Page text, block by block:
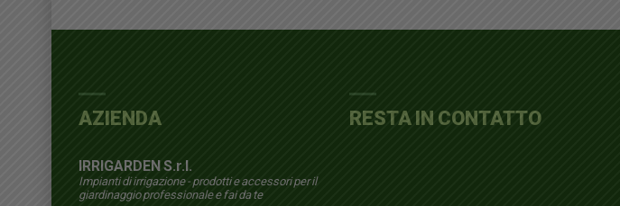
AZIENDA
IRRIGARDEN S.r.l.
Impianti di irrigazione - prodotti e accessori per il
giardinaggio professionale e fai da te
RESTA IN CONTATTO